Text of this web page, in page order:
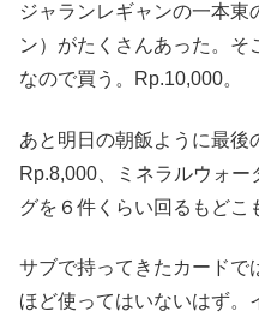
ジャランレギャンの一本
ン）がたくさんあった。そ
なので買う。Rp.10,000。
あと明日の朝飯ように最後
Rp.8,000、ミネラルウォ
グを６件くらい回るもどこ
サブで持ってきたカードで
ほど使ってはいないはず。